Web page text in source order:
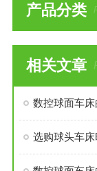
产品分类
相关文章
数控球面车
选购球头车